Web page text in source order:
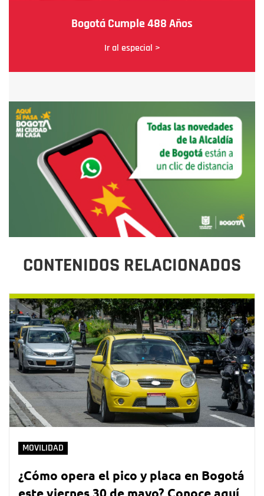
Bogotá Cumple 488 Años
Ir al especial >
CONTENIDOS RELACIONADOS
MOVILIDAD
¿Cómo opera el pico y placa en Bogotá